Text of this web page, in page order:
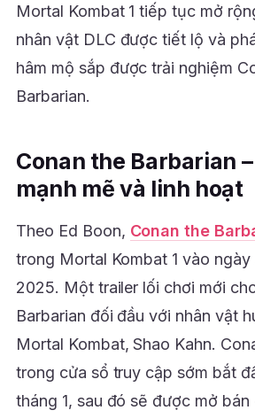
Mortal Kombat 1 tiếp tục mở
nhân vật DLC được tiết lộ và
hâm mộ sắp được trải nghiệm
Barbarian.
Conan the Barbarian
mạnh mẽ và linh hoạt
Theo Ed Boon, Conan the
trong Mortal Kombat 1 vào ngày
2025. Một trailer lối chơi mới
Barbarian đối đầu với nhân vật
Mortal Kombat, Shao Kahn.
trong cửa sổ truy cập sớm bắt
tháng 1, sau đó sẽ được mở